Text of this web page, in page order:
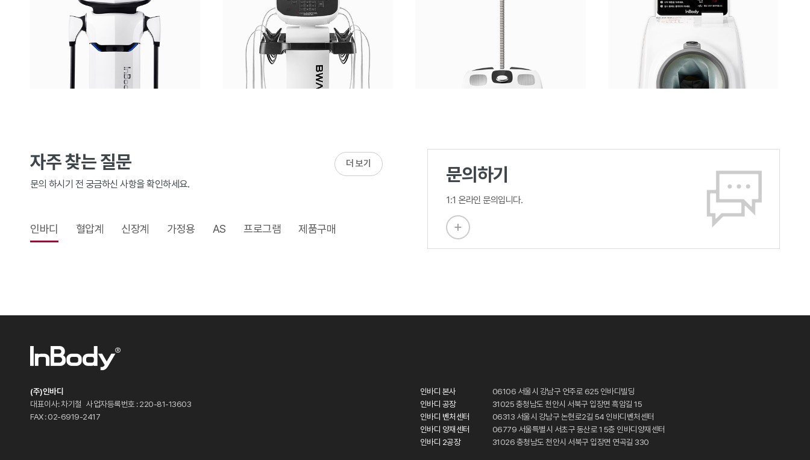
자주 찾는 질문
문의 하시기 전 궁금하신 사항을 확인하세요.
인바디 혈압계 신장계 가정용 AS 프로그램 제품구매
더 보기 문의하기
1:1 온라인 문의입니다.
(주)인바디
대표이사: 차기철 사업자등록번호 : 220-81-13603
FAX : 02-6919-2417
인바디 본사
06106 서울시 강남구 언주로 625 인바디빌딩
인바디 공장
31025 충청남도 천안시 서북구 입장면 흑암길 15
인바디 벤처센터
06313 서울시 강남구 논현로2길 54 인바디벤처센터
인바디 양재센터
06779 서울특별시 서초구 동산로 1 5층 인바디양재센터
인바디 2공장
31026 충청남도 천안시 서북구 입장면 연곡길 330